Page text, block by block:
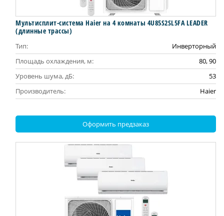
Мультисплит-система Haier на 4 комнаты 4U85S2SL5FA LEADER
(длинные трассы)
Тип:
Инверторный
Площадь охлаждения, м:
80, 90
Уровень шума, дБ:
53
Производитель:
Haier
Оформить предзаказ